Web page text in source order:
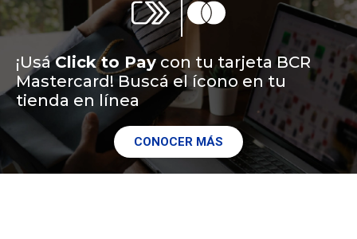
¡UsáClick to Pay con tu tarjeta BCR
Mastercard! Buscá el ícono en tu
tienda en línea
CONOCER MÁS